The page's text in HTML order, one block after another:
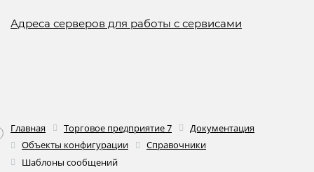
Адреса серверов для работы с сервисами
Главная Торговое предприятие 7
Документация
Объекты конфигурации
Справочники
Шаблоны сообщений